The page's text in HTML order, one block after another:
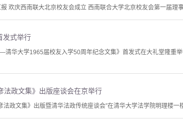
欢庆西南联大北京校友会成立 西南联合大学北京校友会第一届理
发式举行
华大学1965届校友入学50周年纪念文集》首发式在大礼堂隆重
法政文集》出版座谈会在京举行
法政文集》出版暨清华法政传统座谈会”在清华大学法学院明理楼一